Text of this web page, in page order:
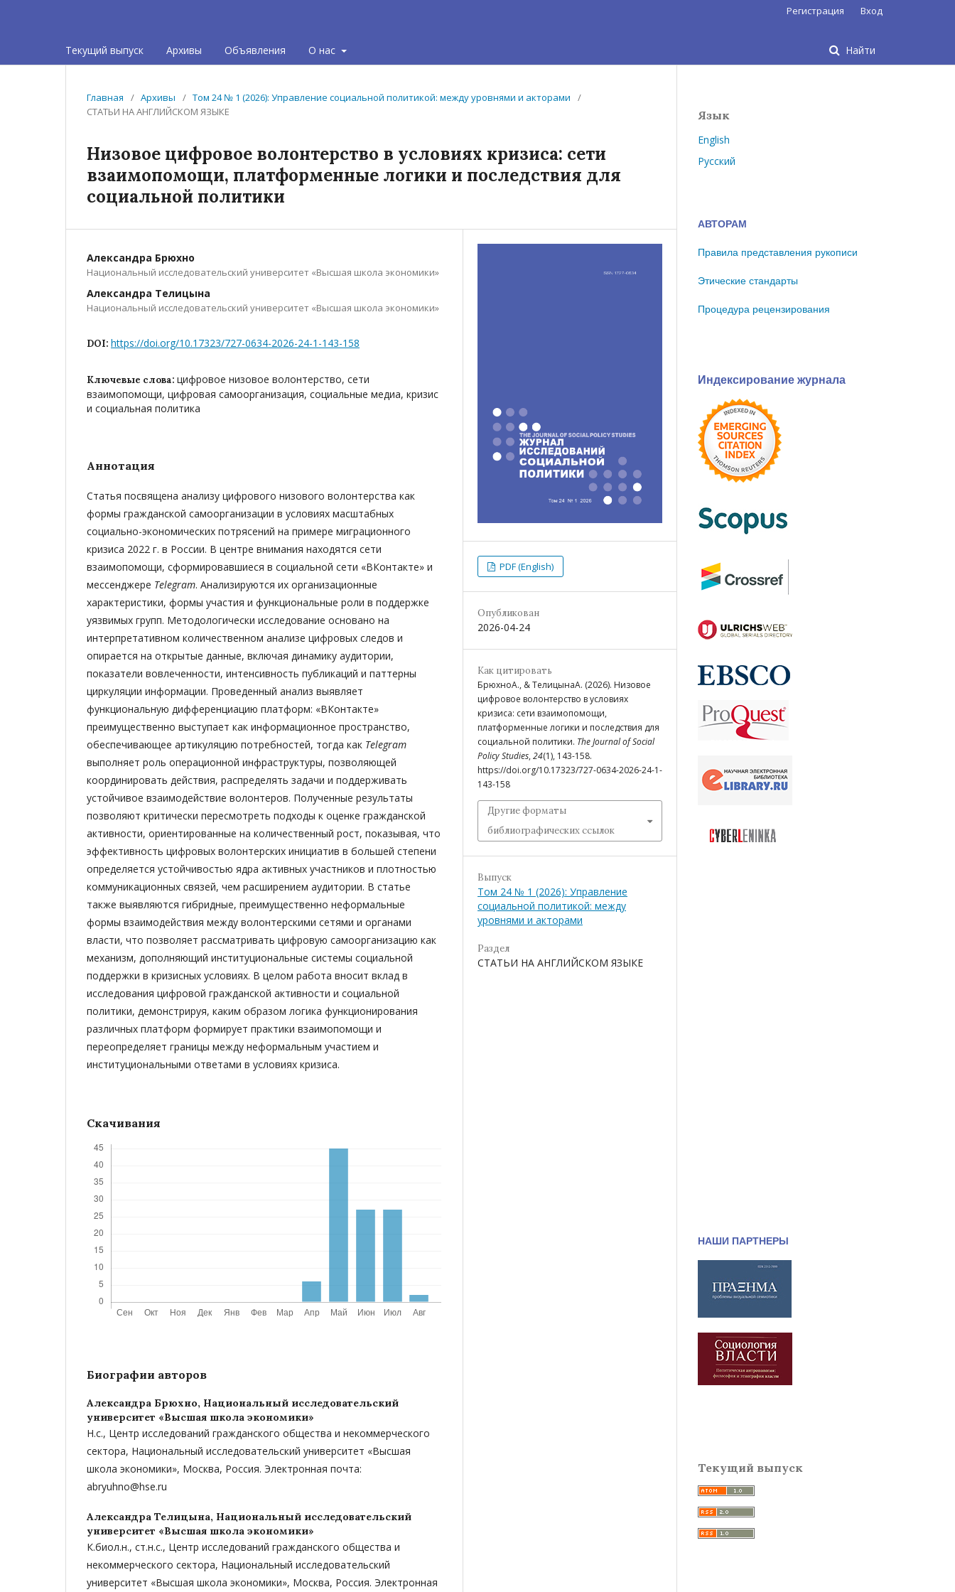
Текущий выпуск Архивы Объявления О нас Найти
Регистрация Вход
Главная / Архивы / Том 24 № 1 (2026): Управление социальной политикой: между уровнями и акторами
/
СТАТЬИ НА АНГЛИЙСКОМ ЯЗЫКЕ
Низовое цифровое волонтерство в условиях кризиса: сети
взаимопомощи, платформенные логики и последствия для
социальной политики
Александра Брюхно
Национальный исследовательский университет «Высшая школа экономики»
Александра Телицына
Национальный исследовательский университет «Высшая школа экономики»
DOI: https://doi.org/10.17323/727-0634-2026-24-1-143-158
Ключевые слова: цифровое низовое волонтерство, сети
взаимопомощи, цифровая самоорганизация, социальные медиа, кризис
и социальная политика
Аннотация
Статья посвящена анализу цифрового низового волонтерства как
формы гражданской самоорганизации в условиях масштабных
социально-экономических потрясений на примере миграционного
кризиса 2022 г. в России. В центре внимания находятся сети
взаимопомощи, сформировавшиеся в социальной сети «ВКонтакте» и
мессенджере Telegram. Анализируются их организационные
характеристики, формы участия и функциональные роли в поддержке
уязвимых групп. Методологически исследование основано на
интерпретативном количественном анализе цифровых следов и
опирается на открытые данные, включая динамику аудитории,
показатели вовлеченности, интенсивность публикаций и паттерны
циркуляции информации. Проведенный анализ выявляет
функциональную дифференциацию платформ: «ВКонтакте»
преимущественно выступает как информационное пространство,
обеспечивающее артикуляцию потребностей, тогда как Telegram
выполняет роль операционной инфраструктуры, позволяющей
координировать действия, распределять задачи и поддерживать
устойчивое взаимодействие волонтеров. Полученные результаты
позволяют критически пересмотреть подходы к оценке гражданской
активности, ориентированные на количественный рост, показывая, что
эффективность цифровых волонтерских инициатив в большей степени
определяется устойчивостью ядра активных участников и плотностью
коммуникационных связей, чем расширением аудитории. В статье
также выявляются гибридные, преимущественно неформальные
формы взаимодействия между волонтерскими сетями и органами
власти, что позволяет рассматривать цифровую самоорганизацию как
механизм, дополняющий институциональные системы социальной
поддержки в кризисных условиях. В целом работа вносит вклад в
исследования цифровой гражданской активности и социальной
политики, демонстрируя, каким образом логика функционирования
различных платформ формирует практики взаимопомощи и
переопределяет границы между неформальным участием и
институциональными ответами в условиях кризиса.
Скачивания
Биографии авторов
Александра Брюхно, Национальный исследовательский
университет «Высшая школа экономики»
Н.с., Центр исследований гражданского общества и некоммерческого
сектора, Национальный исследовательский университет «Высшая
школа экономики», Москва, Россия. Электронная почта:
abryuhno@hse.ru
Александра Телицына, Национальный исследовательский
университет «Высшая школа экономики»
К.биол.н., ст.н.с., Центр исследований гражданского общества и
некоммерческого сектора, Национальный исследовательский
университет «Высшая школа экономики», Москва, Россия. Электронная
PDF (English)
Опубликован
2026-04-24
Как цитировать
БрюхноА., & ТелицынаА. (2026). Низовое
цифровое волонтерство в условиях
кризиса: сети взаимопомощи,
платформенные логики и последствия для
социальной политики. The Journal of Social
Policy Studies, 24(1), 143-158.
https://doi.org/10.17323/727-0634-2026-24-1-
143-158
Другие форматы
библиографических ссылок
Выпуск
Том 24 № 1 (2026): Управление
социальной политикой: между
уровнями и акторами
Раздел
СТАТЬИ НА АНГЛИЙСКОМ ЯЗЫКЕ
Язык
English
Русский
АВТОРАМ
Правила представления рукописи
Этические стандарты
Процедура рецензирования
Индексирование журнала
НАШИ ПАРТНЕРЫ
Текущий выпуск